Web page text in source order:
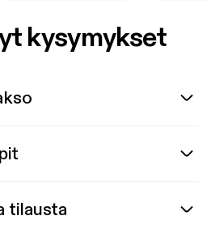
kysymykset
tilausta